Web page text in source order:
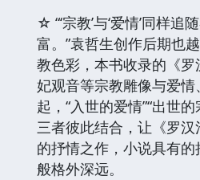
☆ “‘宗教’与‘爱情’同样追
富。”袁哲生创作后期也
教色彩，本书收录的《
妃观音等宗教雕像与爱
起，“入世的爱情”“出世
三者彼此结合，让《罗
的抒情之作，小说具有
般格外深远。